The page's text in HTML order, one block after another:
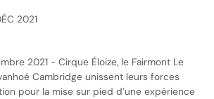
2021
2021 - Cirque Éloize, le Fairmont Le
Cambridge unissent leurs forces
pour la mise sur pied d’une expérience